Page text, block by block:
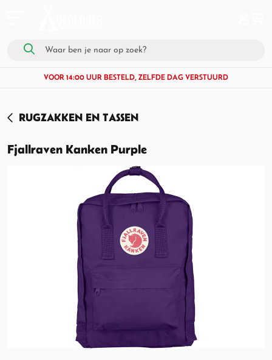
VOOR 14:00 UUR BESTELD, ZELFDE DAG VERSTUURD
RUGZAKKEN EN TASSEN
Fjallraven Kanken Purple